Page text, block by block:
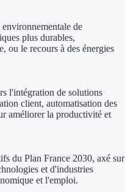
Avance
Par financeur
Aides par
Aides
de
plus durables,
ou le recours à des énergies
l'intégration de solutions
client, automatisation des
améliorer la productivité et
du Plan France 2030, axé sur
et d'industries
et l'emploi.